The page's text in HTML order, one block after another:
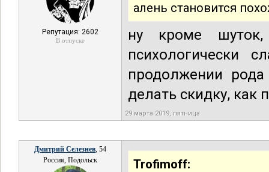
Репутация: 2602
В отпуске
алень становится
ну кроме
психологически
продолжении
делать скидку, как
29 марта 2019, пятница
Дмитрий Селезнев, 54
Россия, Подольск
Trofimoff: